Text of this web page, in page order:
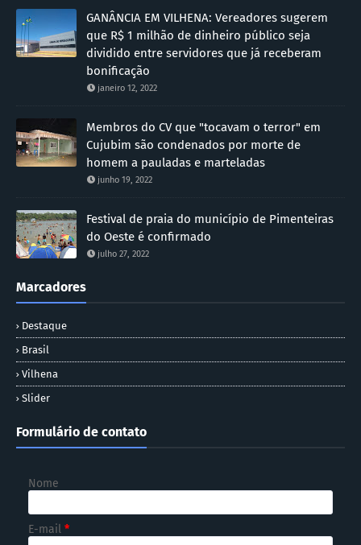
GANÂNCIA EM VILHENA: Vereadores sugerem
que R$ 1 milhão de dinheiro público seja
dividido entre servidores que já receberam
bonificação
janeiro 12, 2022
Membros do CV que "tocavam o terror" em
Cujubim são condenados por morte de
homem a pauladas e marteladas
junho 19, 2022
Festival de praia do município de Pimenteiras
do Oeste é confirmado
julho 27, 2022
Marcadores
Destaque
Brasil
Vilhena
Slider
Formulário de contato
Nome
E-mail *